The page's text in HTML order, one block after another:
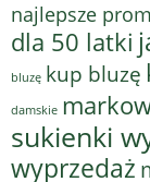
najlepsze
dla 50 latki
bluzę kup bluzę
damskie
sukienki
wyprzedaż